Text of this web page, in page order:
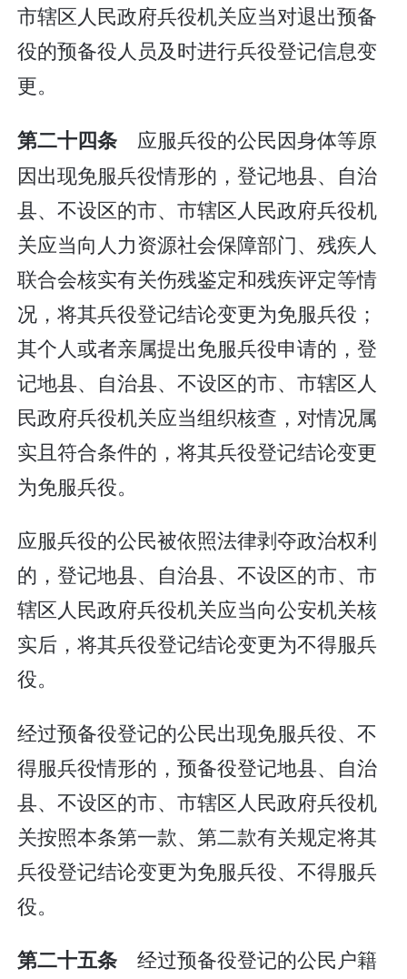
市辖区人民政府兵役机关应当对退出预备
役的预备役人员及时进行兵役登记信息变
更。
第二十四条 应服兵役的公民因身体等原
因出现免服兵役情形的，登记地县、自治
县、不设区的市、市辖区人民政府兵役机
关应当向人力资源社会保障部门、残疾人
联合会核实有关伤残鉴定和残疾评定等情
况，将其兵役登记结论变更为免服兵役；
其个人或者亲属提出免服兵役申请的，登
记地县、自治县、不设区的市、市辖区人
民政府兵役机关应当组织核查，对情况属
实且符合条件的，将其兵役登记结论变更
为免服兵役。
应服兵役的公民被依照法律剥夺政治权利
的，登记地县、自治县、不设区的市、市
辖区人民政府兵役机关应当向公安机关核
实后，将其兵役登记结论变更为不得服兵
役。
经过预备役登记的公民出现免服兵役、不
得服兵役情形的，预备役登记地县、自治
县、不设区的市、市辖区人民政府兵役机
关按照本条第一款、第二款有关规定将其
兵役登记结论变更为免服兵役、不得服兵
役。
第二十五条经过预备役登记的公民户籍